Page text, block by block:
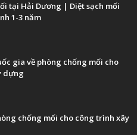
tại Hải Dương | Diệt sạch mối
1-3 năm
gia về phòng chống mối cho
dựng
chống mối cho công trình xây